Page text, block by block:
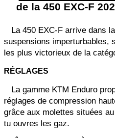
de la 450 EXC-F
La 450 EXC-F arrive dans
suspensions imperturbables,
les plus victorieux de la
RÉGLAGES
La gamme KTM Enduro
réglages de compression
grâce aux molettes situées
tu ouvres les gaz.